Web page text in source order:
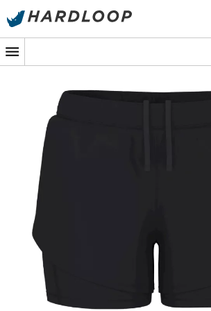
Sommarerbjudanden 🔥 -5 % EXTRA vid
En morgon glittrar daggen på stigen
iväg, den lätta vinden smeker ditt
värld som
utmärker sig. Designad för att följa
loparshorts för kvinnor din oumbärliga
oavsett om det är för en
intensivt träningspass på gymmet.